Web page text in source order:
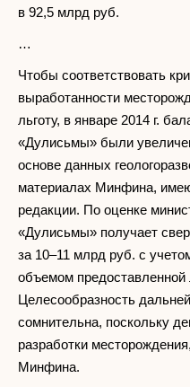
в 92,5 млрд руб.
…
Чтобы соответствовать
выработанности
льготу, в январе 2014 г.
«Дулисьмы» были
основе данных
материалах Минфина,
редакции. По оценке
«Дулисьмы» получает
за 10–11 млрд руб. с
объемом предоставленной
Целесообразность
сомнительна, поскольку
разработки
Минфина.